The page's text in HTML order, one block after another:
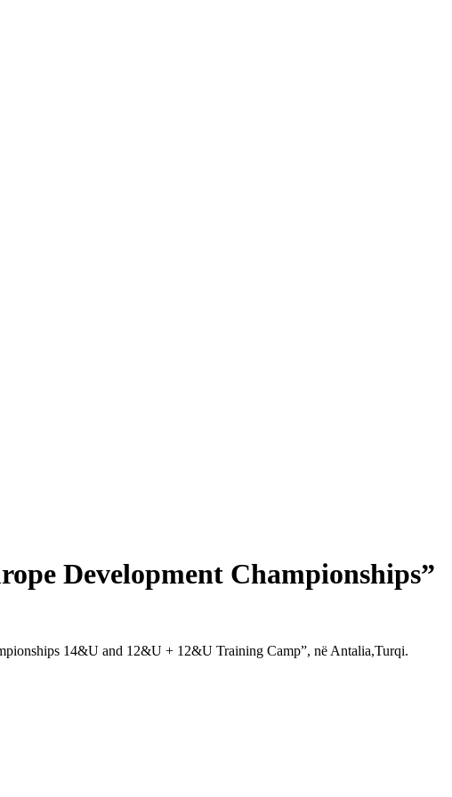
Development Championships”
14&U and 12&U + 12&U Training Camp”, në Antalia,Turqi.